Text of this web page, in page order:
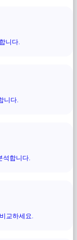
니다.
니다.
석합니다.
교하세요.